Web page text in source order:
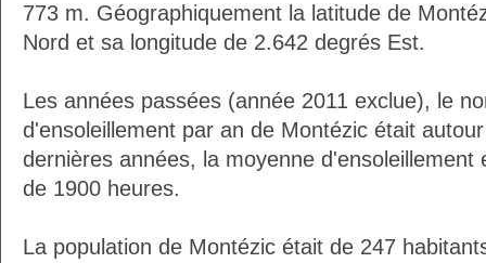
773 m. Géographiquement la latitude de
Nord et sa longitude de 2.642 degrés Est.
Les années passées (année 2011 exclue), le
d'ensoleillement par an de Montézic était
dernières années, la moyenne d'ensoleillement
de 1900 heures.
La population de Montézic était de 247